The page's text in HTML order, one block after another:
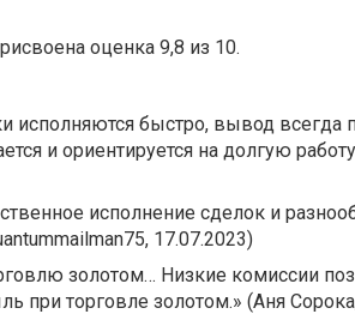
оценка 9,8 из 10.
исполняются быстро, вывод всегда
и ориентируется на долгую
исполнение сделок и
17.07.2023)
золотом… Низкие комиссии
при торговле золотом.» (Аня